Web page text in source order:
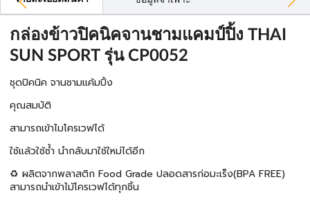
กล่องข้าวปิคนิคจานชามแคมป์ปิ้ง THAI
SUN SPORT รุ่น CP0052
ชุดปิคนิค จานชามแค้มปิ้ง
คุณสมบัติ
สามารถเข้าไมโครเวฟได้
ใช้แล้วใช้ซ้ำ นำกลับมาใช้ใหม่ได้อีก
♻️ ผลิตจากพลาสติก Food Grade ปลอดสารก่อมะเร็ง(BPA FREE)
สามารถนำเข้าไม้โครเวฟได้ทุกชิ้น